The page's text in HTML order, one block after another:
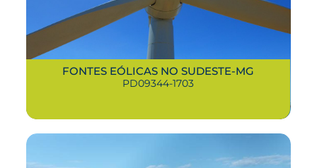
FONTES EÓLICAS NO SUDESTE-MG
PD09344-1703